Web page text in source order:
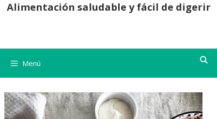
Alimentación saludable y fácil de digerir
Menú